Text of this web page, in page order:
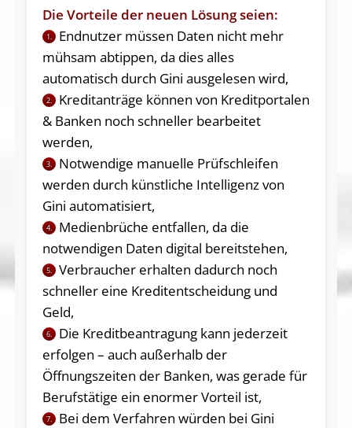
Die Vorteile der neuen Lösung seien:
1.
Endnutzer müssen Daten nicht mehr
mühsam abtippen, da dies alles
automatisch durch Gini ausgelesen wird,
2.
Kreditanträge können von Kreditportalen
& Banken noch schneller bearbeitet
werden,
3.
Notwendige manuelle Prüfschleifen
werden durch künstliche Intelligenz von
Gini automatisiert,
4.
Medienbrüche entfallen, da die
notwendigen Daten digital bereitstehen,
5.
Verbraucher erhalten dadurch noch
schneller eine Kreditentscheidung und
Geld,
6.
Die Kreditbeantragung kann jederzeit
erfolgen – auch außerhalb der
Öffnungszeiten der Banken, was gerade für
Berufstätige ein enormer Vorteil ist,
7. Bei dem Verfahren würden bei Gini